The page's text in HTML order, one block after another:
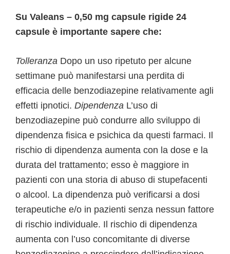
Su Valeans – 0,50 mg capsule rigide 24
capsule è importante sapere che:
Tolleranza Dopo un uso ripetuto per alcune
settimane può manifestarsi una perdita di
efficacia delle benzodiazepine relativamente agli
effetti ipnotici. Dipendenza L’uso di
benzodiazepine può condurre allo sviluppo di
dipendenza fisica e psichica da questi farmaci. Il
rischio di dipendenza aumenta con la dose e la
durata del trattamento; esso è maggiore in
pazienti con una storia di abuso di stupefacenti
o alcool. La dipendenza può verificarsi a dosi
terapeutiche e/o in pazienti senza nessun fattore
di rischio individuale. Il rischio di dipendenza
aumenta con l’uso concomitante di diverse